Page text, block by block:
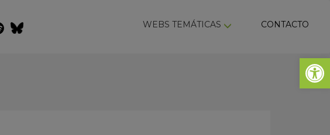
Abrir
Spotify
Bluesky WEBS TEMÁTICAS CONTACTO